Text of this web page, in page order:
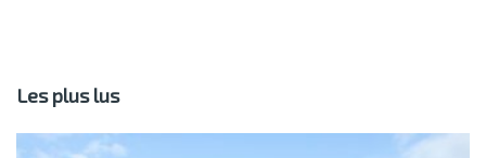
Les plus lus